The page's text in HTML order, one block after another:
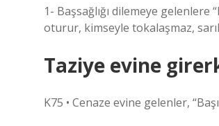
1- Başsağlığı dilemeye
oturur, kimseyle tokalaşmaz,
Taziye evine
K75 • Cenaze evine gelenler,